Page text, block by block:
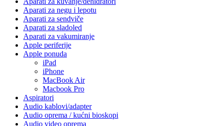
Aparati za negu i lepotu
Aparati za sendviče
Aparati za sladoled
Aparati za vakumiranje
Apple periferije
Apple ponuda
iPad
iPhone
MacBook Air
Macbook Pro
Aspiratori
Audio kablovi/adapter
Audio oprema / kućni bioskopi
Audio video oprema